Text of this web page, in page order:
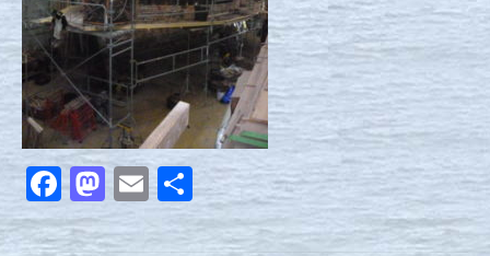
Facebook
Mastodon
EmailPartager